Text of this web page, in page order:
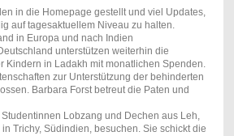
die Homepage gestellt und viel Updates,
auf tagesaktuellem Niveau zu halten.
Europa und nach Indien
unterstützen weiterhin die
Kindern in Ladakh mit monatlichen Spenden.
zur Unterstützung der behinderten
Barbara Forst betreut die Paten und
Lobzang und Dechen aus Leh,
Trichy, Südindien, besuchen. Sie schickt die